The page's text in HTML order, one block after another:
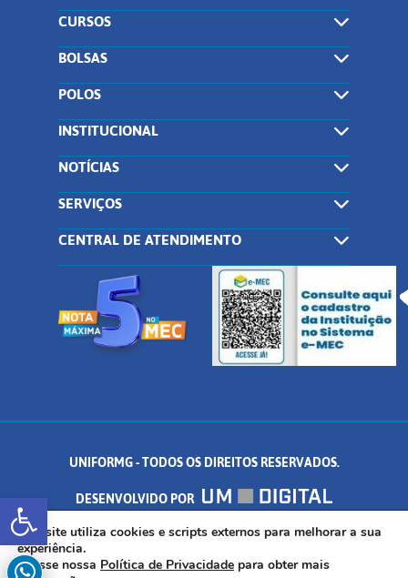
Abrir a barra de ferramentas
CURSOS
BOLSAS
POLOS
INSTITUCIONAL
NOTÍCIAS
SERVIÇOS
CENTRAL DE ATENDIMENTO
UNIFORMG - TODOS OS DIREITOS RESERVADOS.
DESENVOLVIDO POR
AV. DR. ARNALDO DE SENNA, 328 - PALMEIRAS, FORMIGA/MG - CEP:
35.574.530
Este site utiliza cookies e scripts externos para melhorar a sua
experiência.
Acesse nossa Política de Privacidade para obter mais